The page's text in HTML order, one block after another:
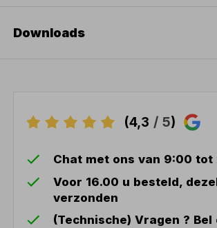
Downloads
(4,3 / 5)
Chat met ons van 9:00 tot
Voor 16.00 u besteld,
verzonden
(Technische) Vragen ? Bel